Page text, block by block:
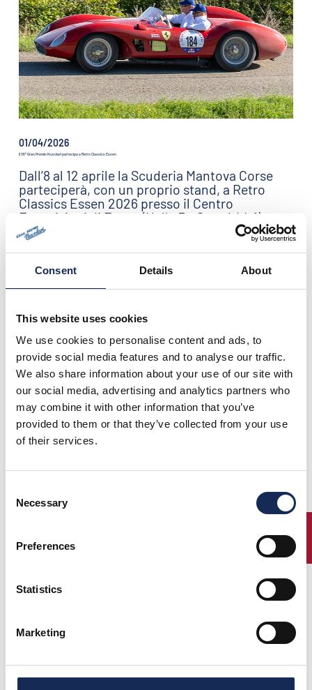
Consent Details About
This website uses cookies
We use cookies to personalise content and ads, to
provide social media features and to analyse our traffic.
We also share information about your use of our site with
our social media, advertising and analytics partners who
may combine it with other information that you’ve
provided to them or that they’ve collected from your use
of their services.
Selection
Necessary
Preferences
Statistics
Marketing
01/04/2026
Il 36° Gran Premio Nuvolari partecipa a Retro Classics Essen
Dall’8 al 12 aprile la Scuderia Mantova Corse
parteciperà, con un proprio stand, a Retro
Classics Essen 2026 presso il Centro
Esposizioni di Essen (Halle 3 - Stand 44.1),
l’evento di riferimento a livello mondiale per
le auto d’epoca, classiche e da collezione,
che approda per la prima volta nella regione
della Ruhr.
ENTRY